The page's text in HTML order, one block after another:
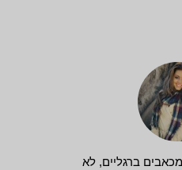
ברגליים, לא